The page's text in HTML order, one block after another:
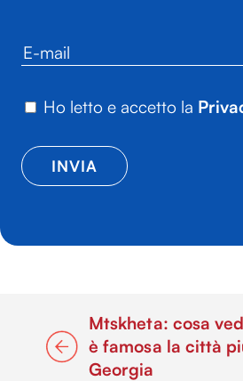
Ho letto e accetto la
Mtskheta: cosa
è famosa la città
Georgia